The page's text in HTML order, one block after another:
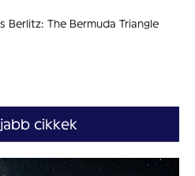
Berlitz: The Bermuda Triangle
cikkek